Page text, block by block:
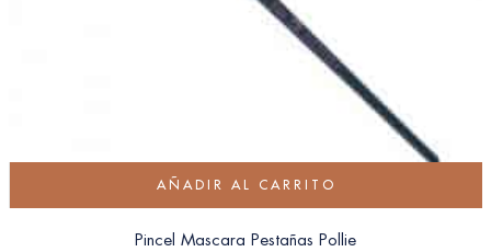
AÑADIR AL CARRITO
Pincel Mascara Pestañas Pollie